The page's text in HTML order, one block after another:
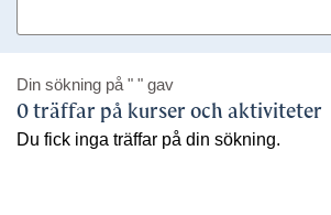
Din sökning på " " gav
0 träffar på kurser och aktiviteter
Du fick inga träffar på din sökning.